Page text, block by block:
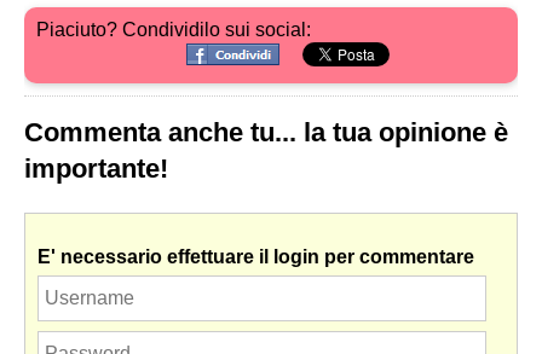
Piaciuto? Condividilo sui social:
Commenta anche tu... la tua opinione è
importante!
E' necessario effettuare il login per commentare